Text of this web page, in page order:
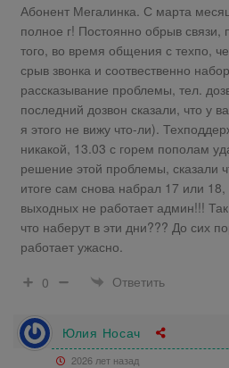
Абонент Мегалинка. С марта
полное г! Постоянно обрыв связи,
того, во время общения с техпо,
срыв звонка и соотвественно
рассказывание проблемы, тел.
последний дозвон сказали, что у
я этого не вижу что-ли).
никакой, 13.03 с горем пополам
решение этой проблемы, сказали
итоге сам снова набрал 17 или 18,
выходных не работает админ!!! Так
что наберут в эти дни??? До сих
работает ужасно.
0
Ответить
Юлия Носач
2026 лет назад